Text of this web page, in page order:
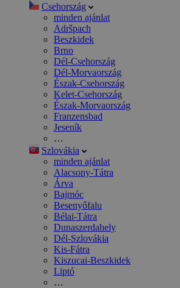
Csehország
minden ajánlat
Adršpach
Beszkidek
Brno
Dél-Csehország
Dél-Morvaország
Észak-Csehország
Kelet-Csehország
Észak-Morvaország
Franzensbad
Jeseník
…
Szlovákia
minden ajánlat
Alacsony-Tátra
Árva
Bajmóc
Besenyőfalu
Bélai-Tátra
Dunaszerdahely
Dél-Szlovákia
Kis-Fátra
Kiszucai-Beszkidek
Liptó
…